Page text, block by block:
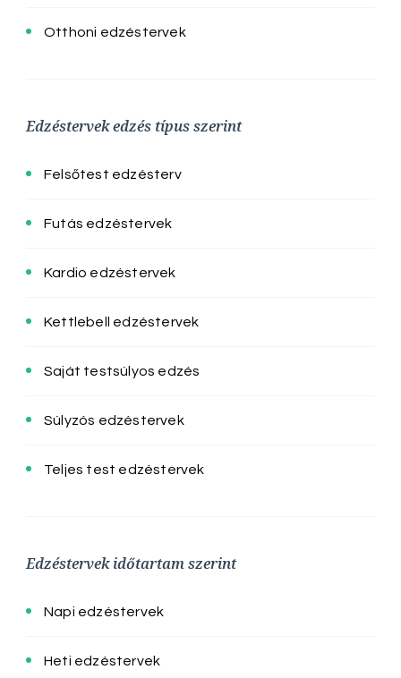
Otthoni edzéstervek
Edzéstervek edzés típus szerint
Felsőtest edzésterv
Futás edzéstervek
Kardio edzéstervek
Kettlebell edzéstervek
Saját testsúlyos edzés
Súlyzós edzéstervek
Teljes test edzéstervek
Edzéstervek időtartam szerint
Napi edzéstervek
Heti edzéstervek